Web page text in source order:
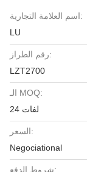
اسم العلامة التجارية:
LU
رقم الطراز:
LZT2700
الـ MOQ:
24 لفات
السعر:
Negociational
شروط الدفع: